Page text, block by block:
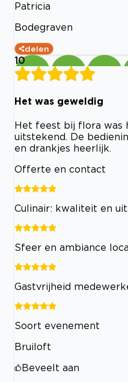
Patricia
Bodegraven
delen
10
Het was geweldig
Het feest bij flora was
uitstekend. De
en drankjes heerlijk.
Offerte en contact
Culinair: kwaliteit en
Sfeer en ambiance
Gastvrijheid
Soort evenement
Bruiloft
Beveelt aan